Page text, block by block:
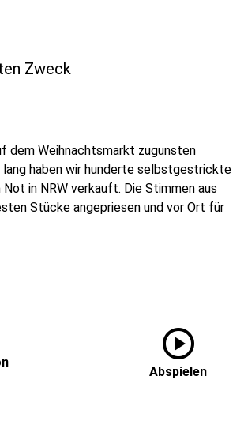
Zweck
dem Weihnachtsmarkt zugunsten
haben wir hunderte selbstgestrickte
in NRW verkauft. Die Stimmen aus
Stücke angepriesen und vor Ort für
play_circle
Abspielen